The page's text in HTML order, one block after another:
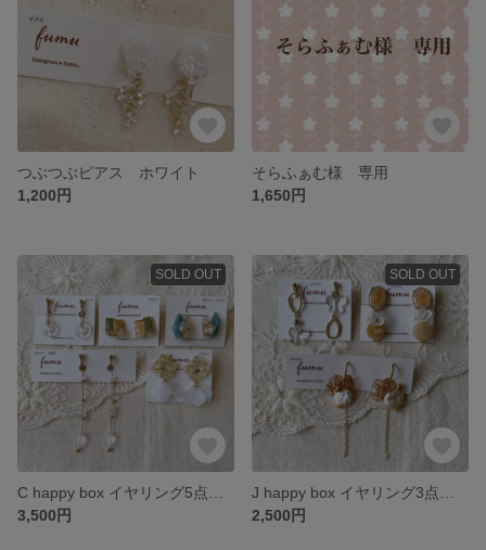
つぶつぶピアス ホワイト
1,200円
そらふぁむ様 専用
1,650円
SOLD OUT
3,500円
SOLD OUT
2,500円